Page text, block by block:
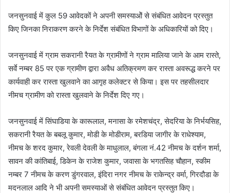
जनसुनवाई में कुल 59 आवेदकों ने अपनी समस्‍याओें से संबंधित आवेदन प्रस्‍तुत
किए जिनका निराकरण करने के निर्देश संबंधित विभागों के अधिकारियों को दिए।
जनसुनवाई में ग्राम सकरानी रैयत के ग्रामीणों ने ग्राम मालिया जाने के आम रास्‍ते,
सर्वे नम्‍बर 85 पर एक ग्रामीण द्वारा अवैध अतिक्रमण कर रास्‍ता अवरूद्ध करने पर
कार्यवाही कर रास्‍ता खुलवाने का आगृह कलेक्‍टर से किया। इस पर तहसीलदार
नीमच ग्रामीण को रास्‍ता खुलवाने के निर्देश दिए गए।
जनसुनवाई में सिंघाडिया के कारूलाल, मनासा के रमेशचंद्र, सेदरिया के निर्भयसिह,
सकरानी रैयत के बबलू कुमार, मोडी के मोडीराम, बरडिया जागीर के राधेश्‍याम,
नीमच के शरद कुमार, रेवली देवली के माधुलाल, बंगला नं.42 नीमच के दर्शन शर्मा,
सावन की कांतिबाई, डिकेन के राजेश कुमार, जवासा के भगतसिह चौहान, स्‍कीम
नम्‍बर 7 नीमच के करण डुंगरवाल, इंदिरा नगर नीमच के राकेन्‍द्र वर्मा, गिरदौडा के
मदनलाल आदि ने भी अपनी समस्‍याओं से संबंधित आवेदन प्रस्‍तुत किए।